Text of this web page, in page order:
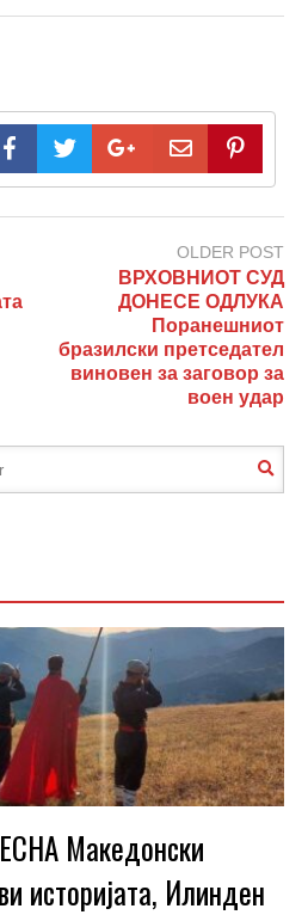
OLDER POST
ВРХОВНИОТ СУД
ДОНЕСЕ ОДЛУКА
Поранешниот
бразилски претседател
виновен за заговор за
воен удар
Македонски
историјата, Илинден